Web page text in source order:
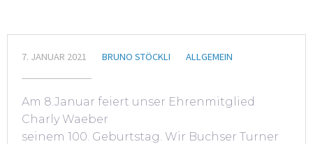
7. JANUAR 2021 BRUNO STÖCKLI ALLGEMEIN
Am 8.Januar feiert unser Ehrenmitglied
Charly Waeber
seinem 100. Geburtstag. Wir Buchser Turner